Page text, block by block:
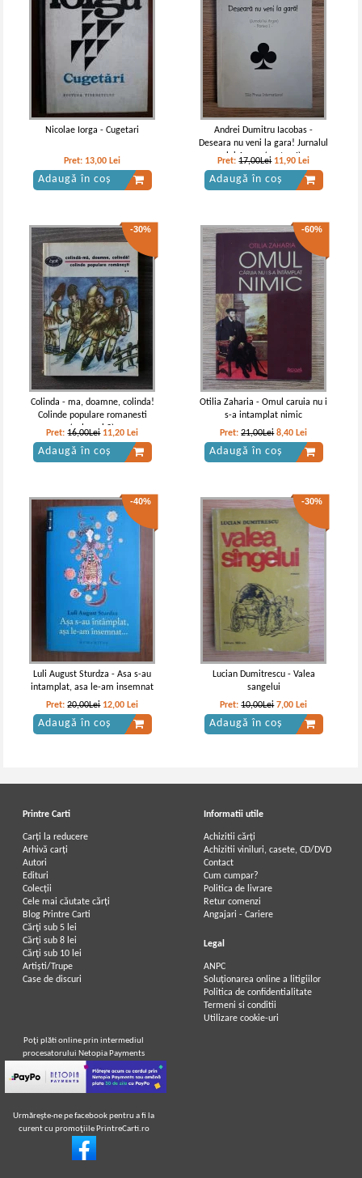
Liviu Rebreanu - Padurea
spanzuratilor
IN STOC
Pret:10,00Lei6,00
Adaugă în coș
Liviu Rebreanu - Padurea
spanzuratilor
IN STOC
Adaugă în coș
Liviu Rebreanu - Padurea
spanzuratilor
IN STOC
Pret:10,00Lei
Adaugă în coș
-40%
Liviu Rebreanu - Padurea
spanzuratilor
IN STOC
Pret:
10,00Lei
Adaugă în coș
-30%
Liviu Rebreanu - Padurea
spanzuratilor. Texte comentate
IN STOC
Pret:10,00Lei7,00 Lei
Adaugă în coș
-30%
Liviu Rebreanu - Padurea
spanzuratilor
IN STOC
Pret:13,00Lei9,10Lei
Adaugă în coș
-35%
Pret:10,00Lei
Adaugă în coș
Liviu Rebreanu - Padurea
spanzuratilor
IN STOC
Pret:25,00
Adaugă în coș
Liviu Rebreanu - Padurea
spanzuratilor
-35%
Nicolae Iorga - Cugetari
Pret: 13,00 Lei
Adaugă în coș
Andrei Dumitru Iacobas -
Deseara nu veni la gara! Jurnalul
lui Argon (partea I)
Pret:17,00Lei 11,90 Lei
Adaugă în coș
-30%
Colinda - ma, doamne, colinda!
Colinde populare romanesti
(volumul 2)
Pret:16,00Lei 11,20 Lei
Adaugă în coș
-60%
Otilia Zaharia - Omul caruia nu i
s-a intamplat nimic
Pret:21,00Lei 8,40 Lei
Adaugă în coș
-40%
Luli August Sturdza - Asa s-au
intamplat, asa le-am insemnat
Pret:20,00Lei 12,00 Lei
Adaugă în coș
-30%
Lucian Dumitrescu - Valea
sangelui
Pret:10,00Lei 7,00 Lei
Adaugă în coș
Printre Carti
Carți la reducere
Arhivă carți
Autori
Edituri
Colecții
Cele mai căutate cărți
Blog Printre Carti
Cărţi sub 5 lei
Cărţi sub 8 lei
Cărţi sub 10 lei
Artiști/Trupe
Case de discuri
Informatii utile
Achizitii cărți
Achizitii viniluri, casete, CD/DVD
Contact
Cum cumpar?
Politica de livrare
Retur comenzi
Angajari - Cariere
Legal
ANPC
Soluționarea online a litigiilor
Politica de confidentialitate
Termeni si conditii
Utilizare cookie-uri
Poţi plăti online prin intermediul
procesatorului Netopia Payments
Urmăreşte-ne pe facebook pentru a fi la
curent cu promoţiile PrintreCarti.ro